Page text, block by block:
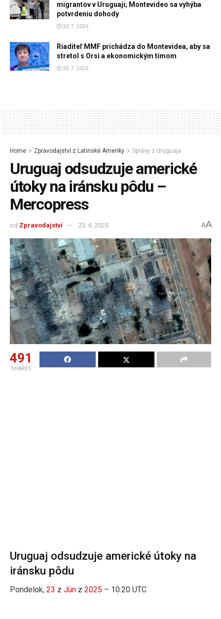
migrantov v Uruguaji; Montevideo sa vyhýba
potvrdeniu dohody
30. 7. 2026
Riaditeľ MMF prichádza do Montevidea, aby sa
stretol s Orsi a ekonomickým tímom
30. 7. 2026
Home Zpravodajství z Latinské Ameriky Správy z Uruguaja
Uruguaj odsudzuje americké
útoky na iránsku pôdu –
Mercopress
od Zpravodajství 23. 6. 2025 AA
491
SHARES
Uruguaj odsudzuje americké útoky na
iránsku pôdu
Pondelok, 23 z Jún z 2025 – 10:20 UTC